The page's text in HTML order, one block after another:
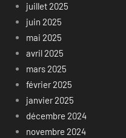
juillet 2025
juin 2025
mai 2025
avril 2025
mars 2025
février 2025
janvier 2025
décembre 2024
novembre 2024